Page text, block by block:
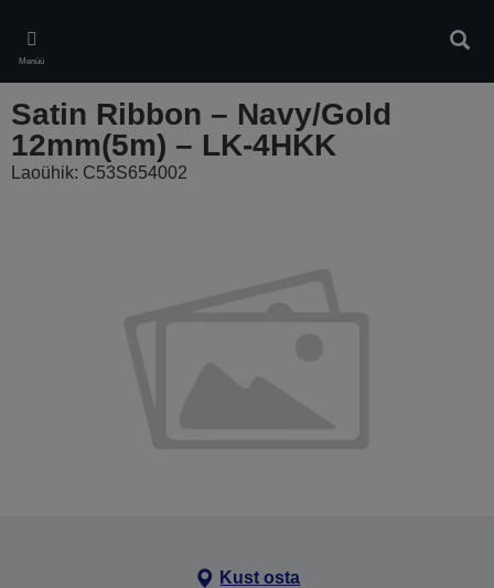
main
content
Menüü
Satin Ribbon – Navy/Gold
12mm(5m) – LK-4HKK
Laoühik: C53S654002
Kust osta